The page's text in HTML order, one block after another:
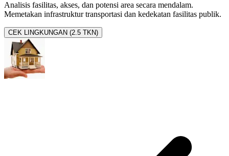
Analisis fasilitas, akses, dan potensi area secara mendalam.
Memetakan infrastruktur transportasi dan kedekatan fasilitas publik.
CEK LINGKUNGAN (2.5 TKN)